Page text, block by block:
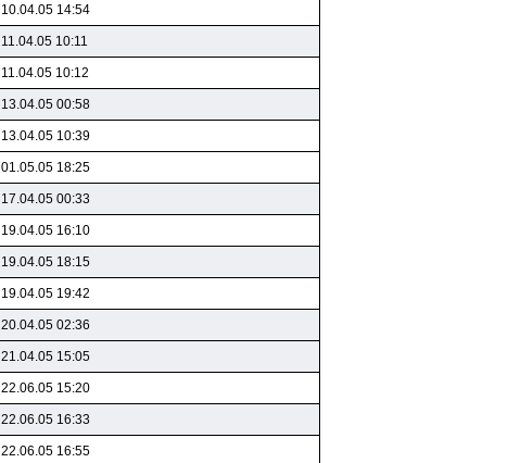
10.04.05 14:54
11.04.05 10:11
11.04.05 10:12
13.04.05 00:58
13.04.05 10:39
01.05.05 18:25
17.04.05 00:33
19.04.05 16:10
19.04.05 18:15
19.04.05 19:42
20.04.05 02:36
21.04.05 15:05
22.06.05 15:20
22.06.05 16:33
22.06.05 16:55